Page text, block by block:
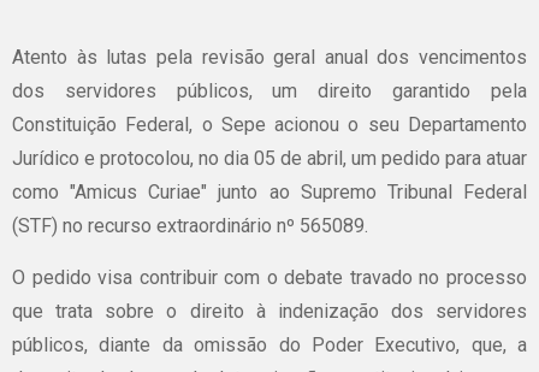
Atento às lutas pela revisão geral anual dos vencimentos
dos servidores públicos, um direito garantido pela
Constituição Federal, o Sepe acionou o seu Departamento
Jurídico e protocolou, no dia 05 de abril, um pedido para atuar
como "Amicus Curiae" junto ao Supremo Tribunal Federal
(STF) no recurso extraordinário nº 565089.
O pedido visa contribuir com o debate travado no processo
que trata sobre o direito à indenização dos servidores
públicos, diante da omissão do Poder Executivo, que, a